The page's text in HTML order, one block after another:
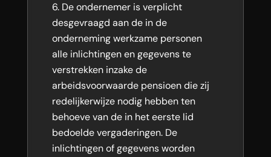
De ondernemer is verplicht
desgevraagd aan de in de
onderneming werkzame personen
alle inlichtingen en gegevens te
verstrekken inzake de
arbeidsvoorwaarde pensioen die zij
redelijkerwijze nodig hebben ten
behoeve van de in het eerste lid
bedoelde vergaderingen. De
inlichtingen of gegevens worden